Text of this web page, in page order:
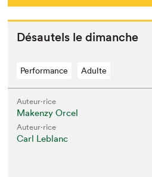
Désau­tels le dimanche
Performance Adulte
Auteur·rice
Makenzy Orcel
Auteur·rice
Carl Leblanc